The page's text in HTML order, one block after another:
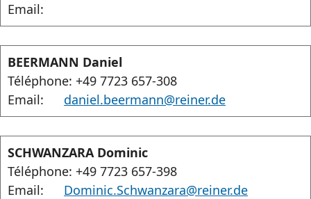
Email:
BEERMANN Daniel
Téléphone: +49 7723 657-308
Email:
daniel.beermann@reiner.de
SCHWANZARA Dominic
Téléphone: +49 7723 657-398
Email:
Dominic.Schwanzara@reiner.de